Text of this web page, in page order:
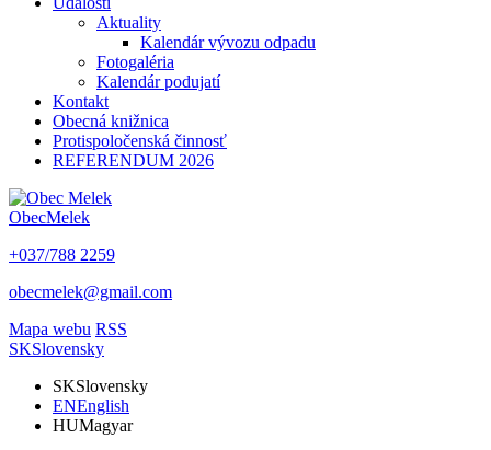
Aktuality
Kalendár vývozu odpadu
Fotogaléria
Kalendár podujatí
Kontakt
Obecná knižnica
Protispoločenská činnosť
REFERENDUM 2026
ObecMelek
+037/788 2259
obecmelek@gmail.com
Mapa webu RSS
SKSlovensky
SKSlovensky
ENEnglish
HUMagyar